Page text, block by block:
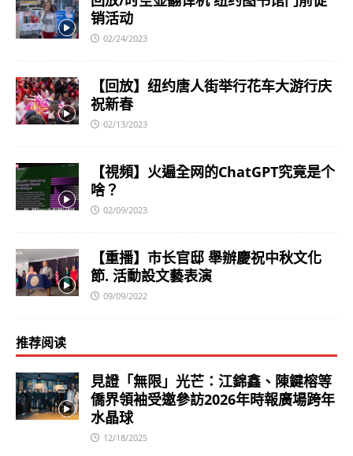
销活动
02/24/2023
【回放】纽约唐人街举行花车大游行庆
祝新春
02/13/2023
【視頻】火遍全网的ChatGPT究竟是个
啥？
02/09/2023
【重播】市长官邸 舉辦慶祝中秋文化
節. 活動設文藝表演
09/09/2022
推荐阅读
見證「無限」光芒：江錦鑫、陳鍵榕等
僑界領袖受邀參訪2026年時報廣場跨年
水晶球
12/18/2025